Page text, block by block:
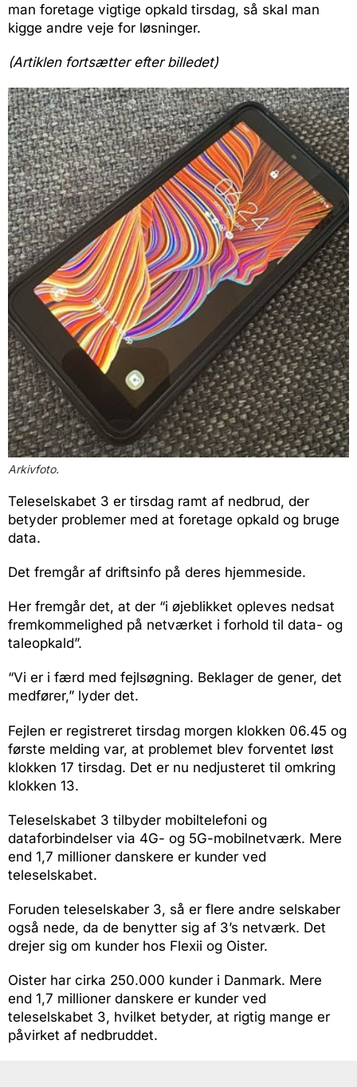
man foretage vigtige opkald tirsdag, så skal man
kigge andre veje for løsninger.
(Artiklen fortsætter efter billedet)
Arkivfoto.
Teleselskabet 3 er tirsdag ramt af nedbrud, der
betyder problemer med at foretage opkald og bruge
data.
Det fremgår af driftsinfo på deres hjemmeside.
Her fremgår det, at der “i øjeblikket opleves nedsat
fremkommelighed på netværket i forhold til data- og
taleopkald”.
“Vi er i færd med fejlsøgning. Beklager de gener, det
medfører,” lyder det.
Fejlen er registreret tirsdag morgen klokken 06.45 og
første melding var, at problemet blev forventet løst
klokken 17 tirsdag. Det er nu nedjusteret til omkring
klokken 13.
Teleselskabet 3 tilbyder mobiltelefoni og
dataforbindelser via 4G- og 5G-mobilnetværk. Mere
end 1,7 millioner danskere er kunder ved
teleselskabet.
Foruden teleselskaber 3, så er flere andre selskaber
også nede, da de benytter sig af 3’s netværk. Det
drejer sig om kunder hos Flexii og Oister.
Oister har cirka 250.000 kunder i Danmark. Mere
end 1,7 millioner danskere er kunder ved
teleselskabet 3, hvilket betyder, at rigtig mange er
påvirket af nedbruddet.